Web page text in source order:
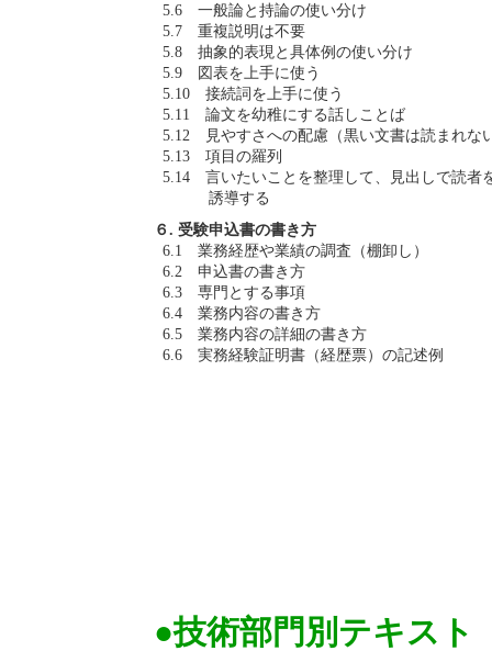
5.6 一般論と持論の使い分け
5.7 重複説明は不要
5.8 抽象的表現と具体例の使い分け
5.9 図表を上手に使う
5.10 接続詞を上手に使う
5.11 論文を幼稚にする話しことば
5.12 見やすさへの配慮（黒い文書は読まれな
5.13 項目の羅列
5.14 言いたいことを整理して、見出しで読者
誘導する
６. 受験申込書の書き方
6.1 業務経歴や業績の調査（棚卸し）
6.2 申込書の書き方
6.3 専門とする事項
6.4 業務内容の書き方
6.5 業務内容の詳細の書き方
6.6 実務経験証明書（経歴票）の記述例
●技術部門別テキスト